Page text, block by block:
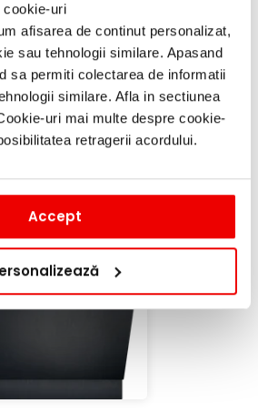
uri
afisarea de continut personalizat,
sau tehnologii similare. Apasand
sa permiti colectarea de informatii
similare. Afla in sectiunea
uri mai multe despre cookie-
retragerii acordului.
Accept
B,
8 SMD8TCX04E, Clasa A,
HomeConnect, PerfectDry
Zeolith, TimeLight, Assistent
de dozare, Intensive Zone,
emotionLight, 14 seturi, 60
cm
6.499 RON 5.499 RON